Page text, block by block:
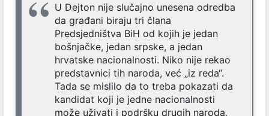
U Dejton nije slučajno unesena odredba
da građani biraju tri člana
Predsjedništva BiH od kojih je jedan
bošnjačke, jedan srpske, a jedan
hrvatske nacionalnosti. Niko nije rekao
predstavnici tih naroda, već „iz reda“.
Tada se mislilo da to treba pokazati da
kandidat koji je jedne nacionalnosti
može uživati i podršku drugih naroda,